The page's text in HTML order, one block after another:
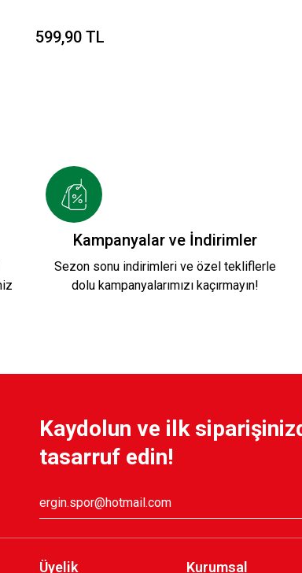
599,90 TL
Kampanyalar ve İndirimler
Sezon sonu indirimleri ve özel tekliflerle
dolu kampanyalarımızı kaçırmayın!
Kaydolun ve ilk
tasarruf edin!
Üyelik Kurumsal